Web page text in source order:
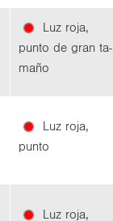
Luz roja,
punto de gran ta­
ma­ño
Luz roja,
punto
Luz roja,